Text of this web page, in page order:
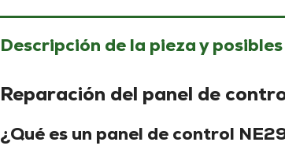
Descripción de la pieza y
Reparación del panel de
¿Qué es un panel de control